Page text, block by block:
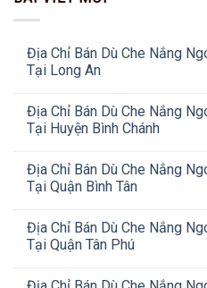
Địa Chỉ Bán Dù Che Nắng
Tại Long An
Địa Chỉ Bán Dù Che Nắng
Tại Huyện Bình Chánh
Địa Chỉ Bán Dù Che Nắng
Tại Quận Bình Tân
Địa Chỉ Bán Dù Che Nắng
Tại Quận Tân Phú